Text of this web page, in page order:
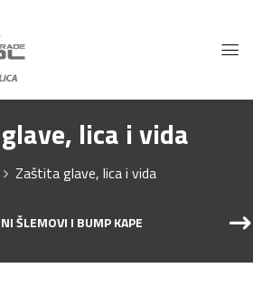
lica i vida
Zaštita glave, lica i vida
ŠLEMOVI I BUMP KAPE